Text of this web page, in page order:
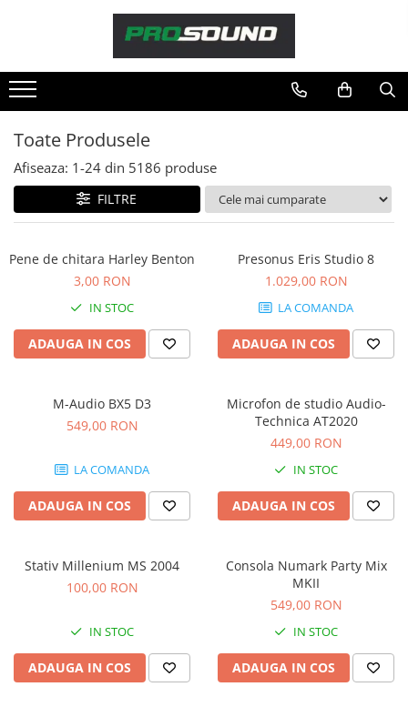
Sonorizare / PA
Adaptoare phantom
Adresare publica 100V
Amplificatoare Audio
Boxe Audio
Mixere audio
Monitorizare In-Ear
Pickup-uri, platane & accesorii
Playere si Recordere
Procesoare si efecte
Stabilizatoare de tensiune UPS si
Power Conditioner
Microfoane
Accesorii de microfoane
Microfoane de broadcast
Microfoane de instrumente
Microfoane de studio
Microfoane de Suprafata
Toate Produsele
Afiseaza: 1-24 din 5186 produse
FILTRE
Pene de chitara Harley Benton
3,00 RON
IN STOC
ADAUGA IN COS
Presonus Eris Studio 8
1.029,00 RON
LA COMANDA
ADAUGA IN COS
M-Audio BX5 D3
549,00 RON
LA COMANDA
ADAUGA IN COS
Microfon de studio Audio-
Technica AT2020
449,00 RON
IN STOC
ADAUGA IN COS
Stativ Millenium MS 2004
100,00 RON
IN STOC
ADAUGA IN COS
Consola Numark Party Mix
MKII
549,00 RON
IN STOC
ADAUGA IN COS